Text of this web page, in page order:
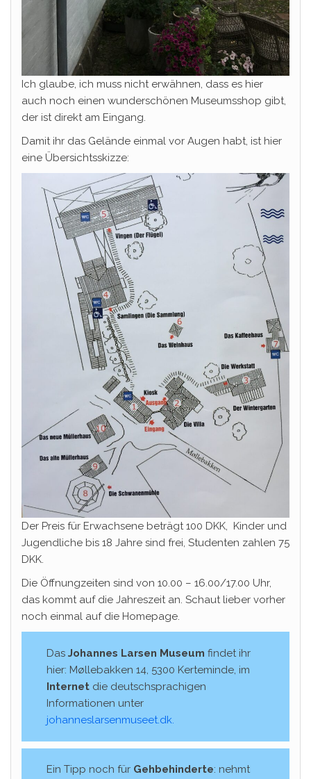
Ich glaube, ich muss nicht erwähnen, dass es hier
auch noch einen wunderschönen Museumsshop gibt,
der ist direkt am Eingang.
Damit ihr das Gelände einmal vor Augen habt, ist hier
eine Übersichtsskizze:
Der Preis für Erwachsene beträgt 100 DKK, Kinder und
Jugendliche bis 18 Jahre sind frei, Studenten zahlen 75
DKK.
Die Öffnungzeiten sind von 10.00 – 16.00/17.00 Uhr,
das kommt auf die Jahreszeit an. Schaut lieber vorher
noch einmal auf die Homepage.
Das Johannes Larsen Museum findet ihr
hier: Møllebakken 14, 5300 Kerteminde, im
Internet die deutschsprachigen
Informationen unter
johanneslarsenmuseet.dk.
Ein Tipp noch für Gehbehinderte: nehmt